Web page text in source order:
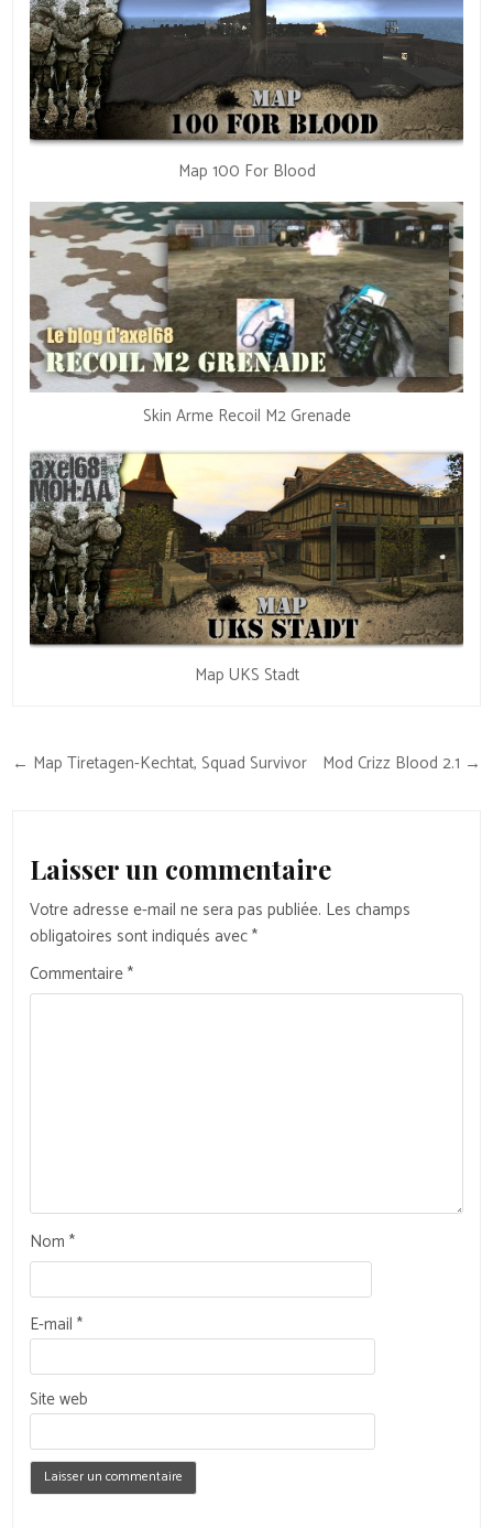
Map 100 For Blood
Skin Arme Recoil M2 Grenade
Map UKS Stadt
Navigation
← Map Tiretagen-Kechtat, Squad Survivor Mod Crizz Blood 2.1 →
Laisser un commentaire
Votre adresse e-mail ne sera pas publiée. Les champs
obligatoires sont indiqués avec*
Commentaire*
Nom*
E-mail*
Site web